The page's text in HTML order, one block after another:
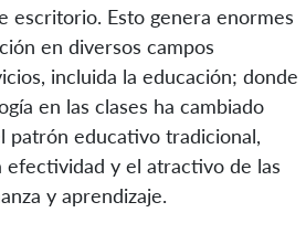
escritorio. Esto genera enormes
en diversos campos
incluida la educación; donde
en las clases ha cambiado
patrón educativo tradicional,
efectividad y el atractivo de las
y aprendizaje.